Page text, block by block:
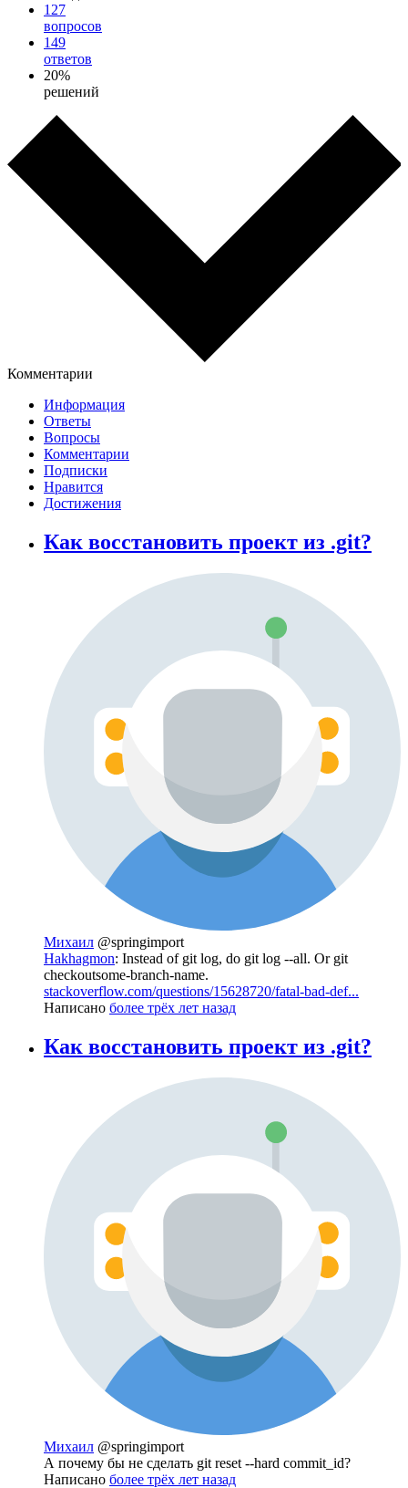
127
вопросов
149
ответов
20%
решений
Комментарии
Информация
Ответы
Вопросы
Комментарии
Подписки
Нравится
Достижения
Как восстановить проект из .git?
Михаил @springimport
Hakhagmon: Instead of git log, do git log --all. Or git
checkoutsome-branch-name.
stackoverflow.com/questions/15628720/fatal-bad-def...
Написано более трёх лет назад
Как восстановить проект из .git?
Михаил @springimport
А почему бы не сделать git reset --hard commit_id?
Написано более трёх лет назад